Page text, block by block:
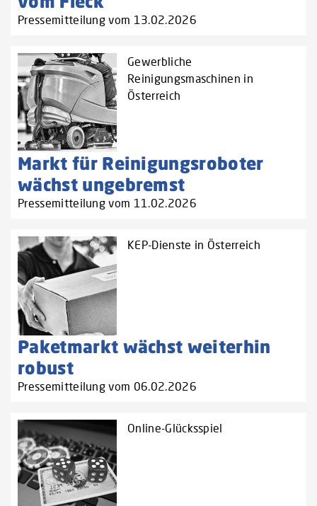
Pressemitteilung vom 13.02.2026
Gewerbliche
Reinigungsmaschinen in
Österreich
Markt für Reinigungsroboter
wächst ungebremst
Pressemitteilung vom 11.02.2026
KEP-Dienste in Österreich
Paketmarkt wächst weiterhin
robust
Pressemitteilung vom 06.02.2026
Online-Glücksspiel